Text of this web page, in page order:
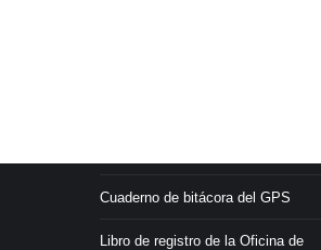
Cuaderno de bitácora del GPS
Libro de registro de la Oficina de